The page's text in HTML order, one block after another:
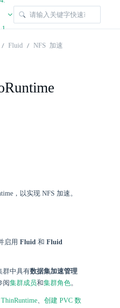
Fluid
NFS 加速
，以实现 NFS 加速。
启用 Fluid 和 Fluid
群中具有数据集加速管理
阅集群成员和集群角色。
、 创建 PVC 数